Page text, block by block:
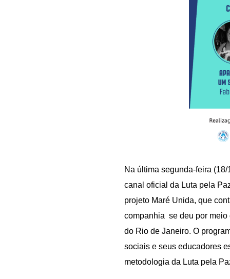
Na última segunda-feira
canal oficial da Luta pela
projeto Maré Unida, que
companhia se deu por meio
do Rio de Janeiro. O
sociais e seus educadores
metodologia da Luta pela